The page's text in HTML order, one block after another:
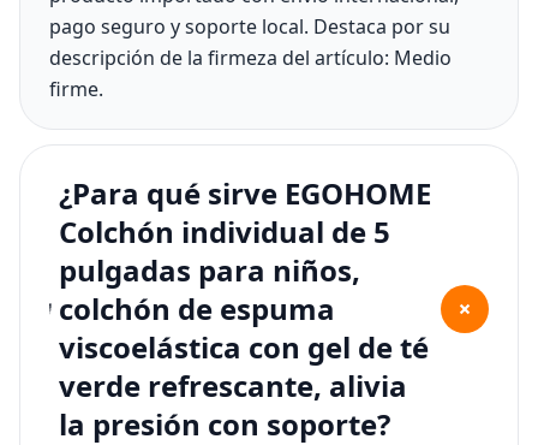
pago seguro y soporte local. Destaca por su
descripción de la firmeza del artículo: Medio
firme.
¿Para qué sirve EGOHOME
Colchón individual de 5
pulgadas para niños,
colchón de espuma
viscoelástica con gel de té
verde refrescante, alivia
la presión con soporte?
+